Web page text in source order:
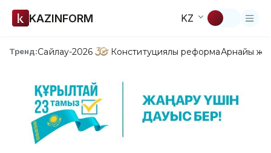
KAZINFORM KZ
Тренд:Сайлау-2026 Конституциялық реформаАрнайы